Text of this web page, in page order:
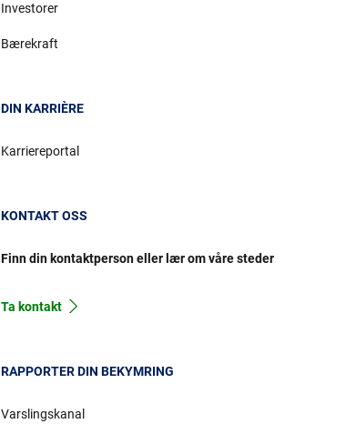
Investorer
Bærekraft
DIN KARRIÈRE
Karriereportal
KONTAKT OSS
Finn din kontaktperson eller lær om våre steder
Ta kontakt
RAPPORTER DIN BEKYMRING
Varslingskanal